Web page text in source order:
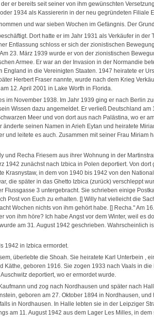
er bereits seit seiner von ihm gewünschten
1934 als Kassiererin in der neu gegründeten Filiale
und war sieben Wochen im Gefängnis. Der
Dort hatte er im Jahr 1931 als Verkäufer in der
Entlassung schloss er sich der zionistischen
23. März 1939 wurde er von der zionistischen
Armee. Er war an der Invasion in der Normandie
England in die Vereinigten Staaten. 1947 heiratete er
Herbert Fraser nannte, wurde nach dem Krieg
12. April 2001 in Lake Worth in Florida.
im November 1938. Im Jahr 1939 ging er nach Berlin
Wissen dazu angemeldet. Er verließ Deutschland am
Meer und von dort aus nach Palästina, wo er
änderte seinen Namen in Arieh Eytan und heiratete
und leitete es auch. Zusammen mit seiner Frau Miriam
und Recha Friesem aus ihrer Wohnung in der
1942 zunächst nach Izbica in Polen deportiert. Von dort
Krasnystaw, in dem von 1940 bis 1942 von den
die später in das Ghetto Izbica (zurück) verschleppt
Flussgasse 3 untergebracht. Sie schrieben einige
Post von Euch zu erhalten. [] Willy hat vielleicht die
Wochen nichts von ihm gehört habe. [] Recha." Am
von ihm höre? Ich habe Angst vor dem Winter, weil es
am 31. August 1942 geschrieben. Wahrscheinlich
1942 in Izbica ermordet.
überlebte die Shoah. Sie heiratete Karl Unterbein ,
Käthe, geboren 1916. Sie zogen 1933 nach Vaals in
deportiert, wo er ermordet wurde.
und zog nach Nordhausen und später nach
geboren am 27. Oktober 1894 in Nordhausen, und
in Nordhausen. In Halle lebten sie in der Leipziger
am 11. August 1942 aus dem Lager Les Milles, in